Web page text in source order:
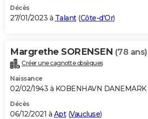
Décès
27/01/2023 à Talant(Côte-d'Or)
Margrethe SORENSEN (78 ans)
Créer une cagnotte obsèques
Naissance
02/02/1943 à KOBENHAVN DANEMARK
Décès
06/12/2021 à Apt(Vaucluse)